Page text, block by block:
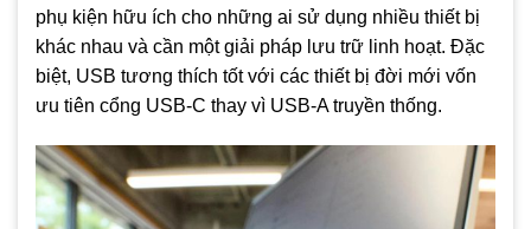
phụ kiện hữu ích cho những ai sử dụng nhiều thiết bị
khác nhau và cần một giải pháp lưu trữ linh hoạt. Đặc
biệt, USB tương thích tốt với các thiết bị đời mới vốn
ưu tiên cổng USB-C thay vì USB-A truyền thống.